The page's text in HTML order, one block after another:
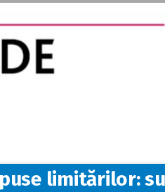
limitărilor: